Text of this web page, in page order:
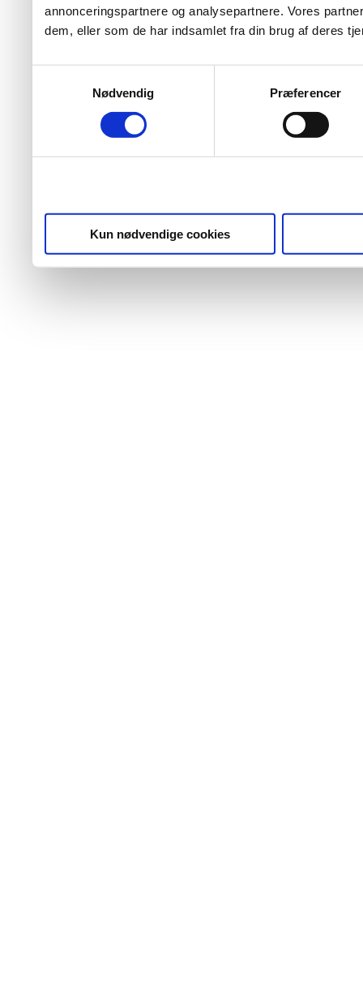
annonceringspartnere og analysepartnere. Vores
dem, eller som de har indsamlet fra din brug af deres
Nødvendig
Præferencer
Kun nødvendige cookies